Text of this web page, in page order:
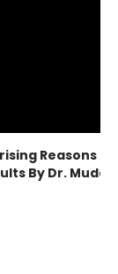
Reasons
By Dr.